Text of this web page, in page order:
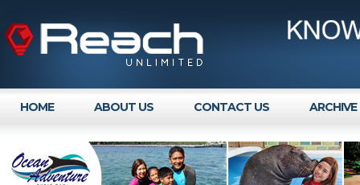
HOME ABOUT US CONTACT US ARCHIVE